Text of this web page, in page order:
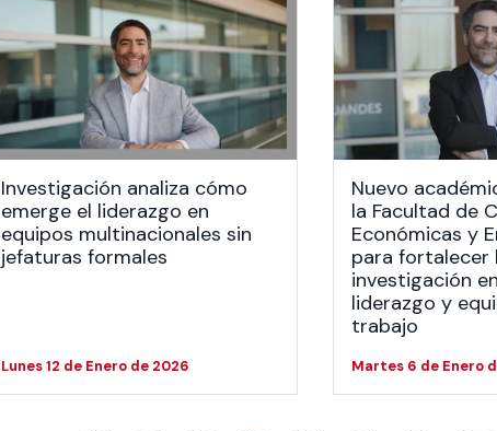
Investigación analiza cómo
emerge el liderazgo en
equipos multinacionales sin
jefaturas formales
Lunes 12 de Enero de 2026
Nuevo
la Facultad de
Económicas y
para fortalecer
investigación
liderazgo y
trabajo
Martes 6 de Enero